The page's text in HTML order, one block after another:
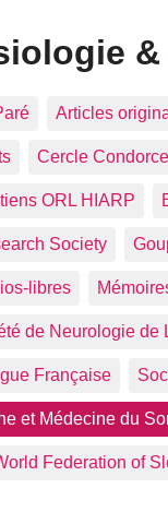
&
Articles
Cercle
ORL HIARP
Society
libres
de Neurologie de
Française
et Médecine du
Federation of